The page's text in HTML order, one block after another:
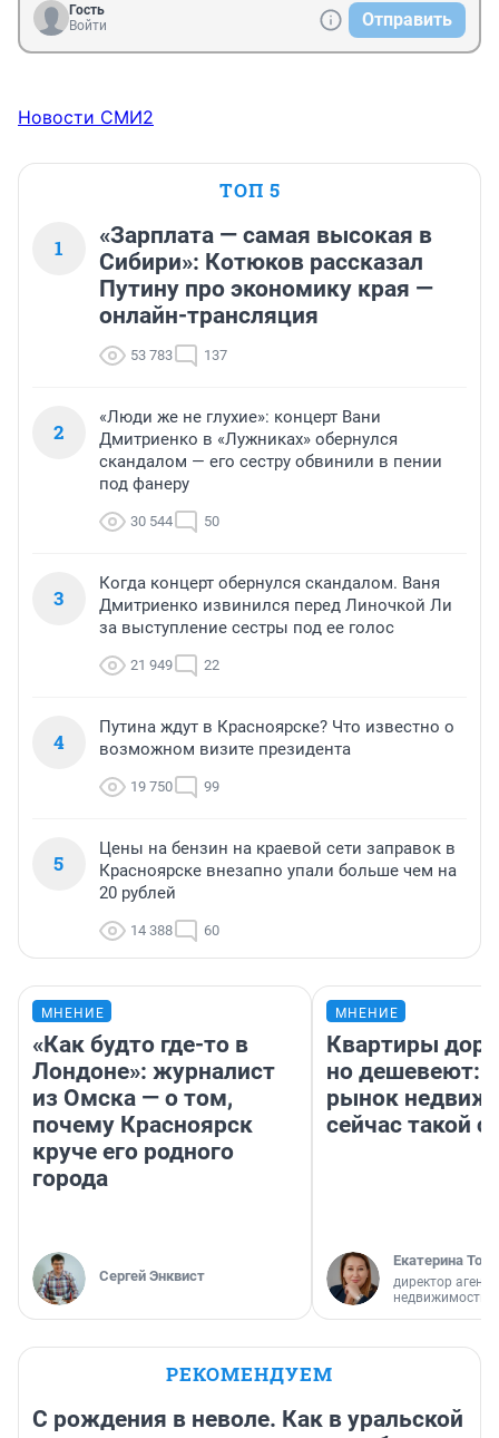
Гость
Войти
Отправить
Новости СМИ2
ТОП 5
1
«Зарплата — самая высокая в
Сибири»: Котюков рассказал
Путину про экономику края —
онлайн-трансляция
53 783 137
2
«Люди же не глухие»: концерт Вани
Дмитриенко в «Лужниках» обернулся
скандалом — его сестру обвинили в пении
под фанеру
30 544 50
3
Когда концерт обернулся скандалом. Ваня
Дмитриенко извинился перед Линочкой Ли
за выступление сестры под ее голос
21 949 22
4
Путина ждут в Красноярске? Что известно о
возможном визите президента
19 750 99
5
Цены на бензин на краевой сети заправок в
Красноярске внезапно упали больше чем на
20 рублей
14 388 60
МНЕНИЕ
«Как будто где-то в
Лондоне»: журналист
из Омска — о том,
почему Красноярск
круче его родного
города
Сергей Энквист
МНЕНИЕ
Квартиры
но дешевеют:
рынок
сейчас такой
Екатерина
директор
недвижимости
РЕКОМЕНДУЕМ
С рождения в неволе. Как в уральской